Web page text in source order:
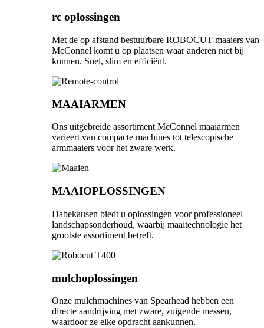
rc oplossingen
Met de op afstand bestuurbare ROBOCUT-maaiers van
McConnel komt u op plaatsen waar anderen niet bij
kunnen. Snel, slim en efficiënt.
MAAIARMEN
Ons uitgebreide assortiment McConnel maaiarmen
varieert van compacte machines tot telescopische
armmaaiers voor het zware werk.
MAAIOPLOSSINGEN
Dabekausen biedt u oplossingen voor professioneel
landschapsonderhoud, waarbij maaitechnologie het
grootste assortiment betreft.
mulchoplossingen
Onze mulchmachines van Spearhead hebben een
directe aandrijving met zware, zuigende messen,
waardoor ze elke opdracht aankunnen.